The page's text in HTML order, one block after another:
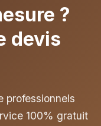
?
devis
professionnels
100% gratuit